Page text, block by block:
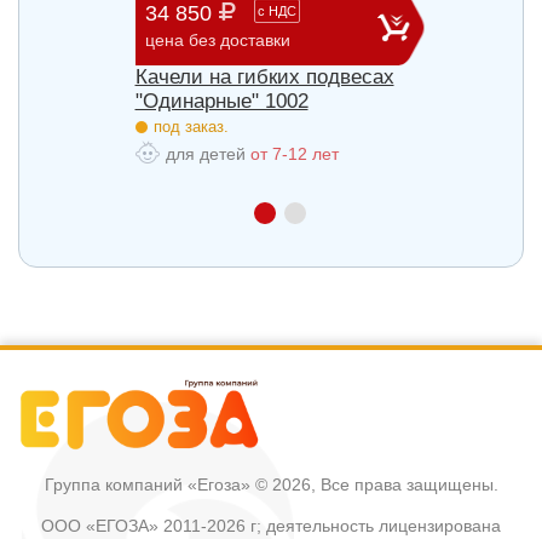
34 850 с НДС
цена без доставки
Качели на гибких подвесах
"Одинарные" 1002
под заказ.
для детей от 7-12 лет
Группа компаний «Егоза» © 2026, Все права защищены.
ООО «ЕГОЗА» 2011-2026 г; деятельность лицензирована